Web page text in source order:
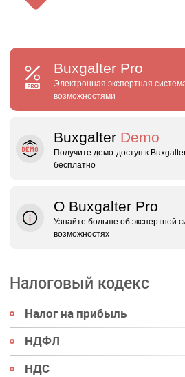
Buxgalter Pro
Электронная экспертная
возможностями
Buxgalter Demo
Получите демо‑доступ к
бесплатно
О Buxgalter Pro
Узнайте больше об экспертной
возможностях
Налоговый кодекс
Налог на прибыль
НДФЛ
НДС